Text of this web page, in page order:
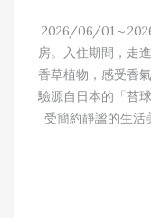
2026/06/01～
房。入住期間，走
香草植物，感受香
驗源自日本的「苔
受簡約靜謐的生活